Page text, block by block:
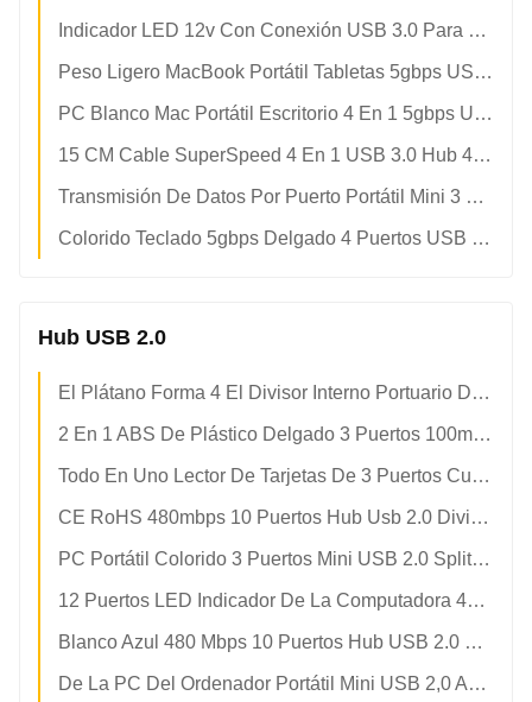
Indicador LED 12v Con Conexión USB 3.0 Para Portátil
Peso Ligero MacBook Portátil Tabletas 5gbps USB 3.0 Hub
PC Blanco Mac Portátil Escritorio 4 En 1 5gbps USB 3.0 Hub
15 CM Cable SuperSpeed 4 En 1 USB 3.0 Hub 4 Puertos
Transmisión De Datos Por Puerto Portátil Mini 3 USB 3.0 Splitter Hub
Colorido Teclado 5gbps Delgado 4 Puertos USB 3.0 Hub De Alta Velocidad
Hub USB 2.0
El Plátano Forma 4 El Divisor Interno Portuario Del Jefe Del Eje Del Usb 2,0
2 En 1 ABS De Plástico Delgado 3 Puertos 100mbps USB 2.0 Hub
Todo En Uno Lector De Tarjetas De 3 Puertos Cuadrados Multi USB Splitter
CE RoHS 480mbps 10 Puertos Hub Usb 2.0 Divididor De Encabezado
PC Portátil Colorido 3 Puertos Mini USB 2.0 Splitter Adaptador Hub
12 Puertos LED Indicador De La Computadora 480mbps USB 2.0 Hub
Blanco Azul 480 Mbps 10 Puertos Hub USB 2.0 Divididor De Cabecera
De La PC Del Ordenador Portátil Mini USB 2,0 Adaptador Del Divisor 3 Del Eje Portuario Colorido